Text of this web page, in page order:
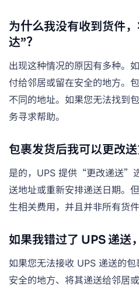
为什么我没有收到货件
达”？
出现这种情况的原因有多种。
付给邻居或留在安全的地方。
不同的地址。如果您无法找到
务寻求帮助。
包裹发货后我可以更改送
是的，UPS 提供“更改递送”
送地址或重新安排递送日期。
生相关费用，并且并非所有货
如果我错过了 UPS 递送
如果您无法接收 UPS 递送的
安全的地方、将其递送给邻居